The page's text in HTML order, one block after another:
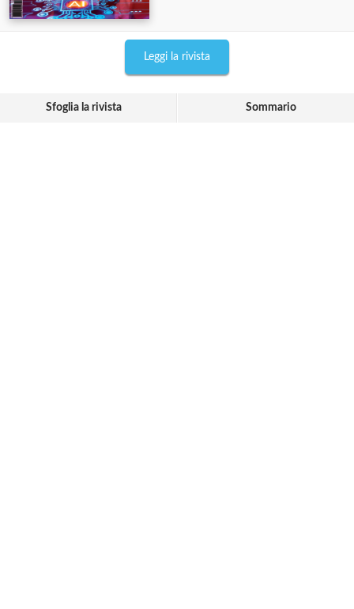
Leggi la rivista
Sfoglia la rivista Sommario